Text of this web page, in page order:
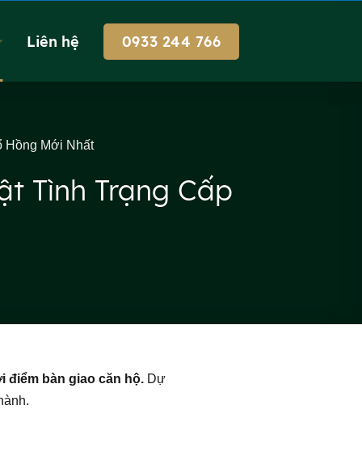
Liên hệ 0933 244 766
Hồng Mới Nhất
Tình Trạng Cấp
điểm bàn giao căn hộ. Dự